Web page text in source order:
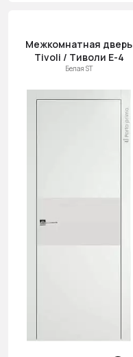
Межкомнатная дверь
Tivoli / Тиволи Е-4
Белая ST